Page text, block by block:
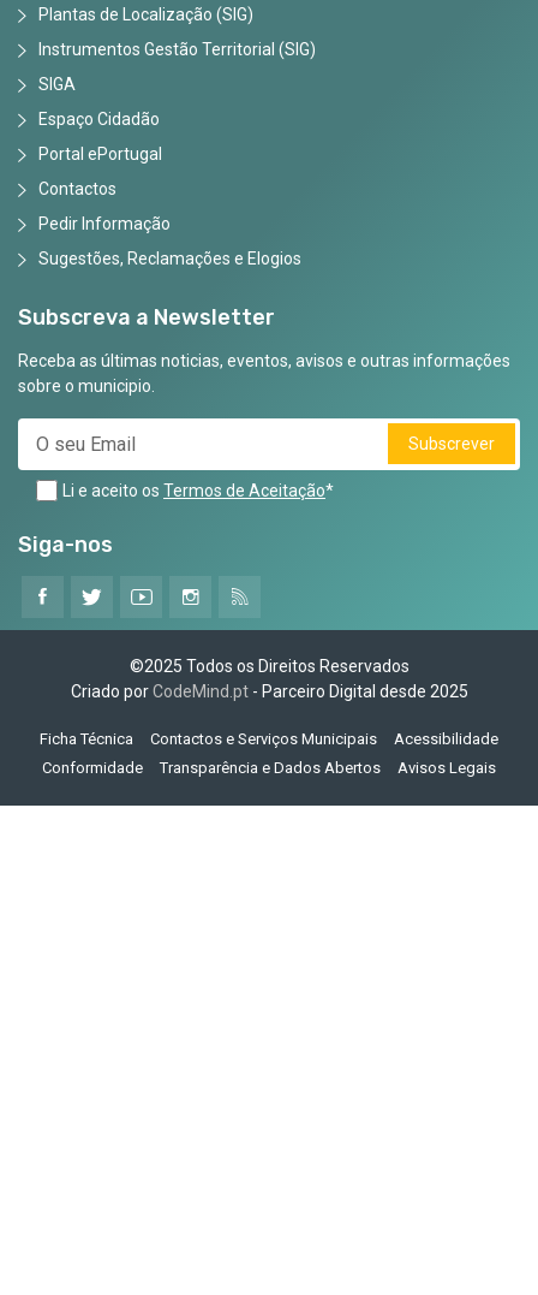
Plantas de Localização (SIG)
Instrumentos Gestão Territorial (SIG)
SIGA
Espaço Cidadão
Portal ePortugal
Contactos
Pedir Informação
Sugestões, Reclamações e Elogios
Subscreva a Newsletter
Receba as últimas noticias, eventos, avisos e outras informações
sobre o municipio.
Subscrever
Li e aceito os Termos de Aceitação*
Siga-nos
©2025 Todos os Direitos Reservados
Criado porCodeMind.pt- Parceiro Digital desde 2025
Ficha Técnica Contactos e Serviços Municipais
Acessibilidade
Conformidade
Transparência e Dados Abertos Avisos Legais